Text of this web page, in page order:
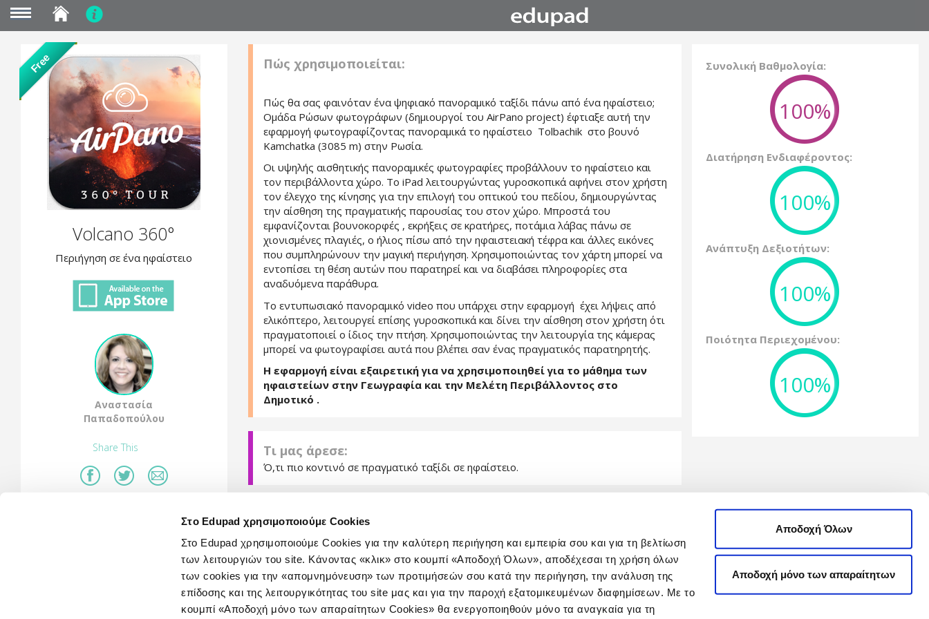
Στο Edupad χρησιμοποιούμε Cookies
Στο Edupad χρησιμοποιούμε Cookies για την καλύτερη περιήγηση και εμπειρία σου και για τη βελτίωση
των λειτουργιών του site. Κάνοντας «κλικ» στο κουμπί «Αποδοχή Όλων», αποδέχεσαι τη χρήση όλων
των cookies για την «απομνημόνευση» των προτιμήσεών σου κατά την περιήγηση, την ανάλυση της
επίδοσης και της λειτουργικότητας του site μας και για την παροχή εξατομικευμένων διαφημίσεων. Με το
κουμπί «Αποδοχή μόνο των απαραίτητων Cookies» θα ενεργοποιηθούν μόνο τα αναγκαία για τη
Αποδοχή Όλων
Αποδοχή μόνο των απαραίτητων
content
Free
Volcano 360°
Περιήγηση σε ένα ηφαίστειο
Αναστασία
Παπαδοπούλου
Share This
Πώς χρησιμοποιείται:
Πώς θα σας φαινόταν ένα ψηφιακό πανοραμικό ταξίδι πάνω από ένα ηφαίστειο;
Ομάδα Ρώσων φωτογράφων (δημιουργοί του AirPano project) έφτιαξε αυτή την
εφαρμογή φωτογραφίζοντας πανοραμικά το ηφαίστειο Tolbachik στο βουνό
Kamchatka (3085 m) στην Ρωσία.
Oι υψηλής αισθητικής πανοραμικές φωτογραφίες προβάλλουν το ηφαίστειο και
τον περιβάλλοντα χώρο. Το iPad λειτουργώντας γυροσκοπικά αφήνει στον χρήστη
τον έλεγχο της κίνησης για την επιλογή του οπτικού του πεδίου, δημιουργώντας
την αίσθηση της πραγματικής παρουσίας του στον χώρο. Μπροστά του
εμφανίζονται βουνοκορφές , εκρήξεις σε κρατήρες, ποτάμια λάβας πάνω σε
χιονισμένες πλαγιές, ο ήλιος πίσω από την ηφαιστειακή τέφρα και άλλες εικόνες
που συμπληρώνουν την μαγική περιήγηση. Χρησιμοποιώντας τον χάρτη μπορεί να
εντοπίσει τη θέση αυτών που παρατηρεί και να διαβάσει πληροφορίες στα
αναδυόμενα παράθυρα.
Το εντυπωσιακό πανοραμικό video που υπάρχει στην εφαρμογή έχει λήψεις από
ελικόπτερο, λειτουργεί επίσης γυροσκοπικά και δίνει την αίσθηση στον χρήστη ότι
πραγματοποιεί ο ίδιος την πτήση. Χρησιμοποιώντας την λειτουργία της κάμερας
μπορεί να φωτογραφίσει αυτά που βλέπει σαν ένας πραγματικός παρατηρητής.
Η εφαρμογή είναι εξαιρετική για να χρησιμοποιηθεί για το μάθημα των
ηφαιστείων στην Γεωγραφία και την Μελέτη Περιβάλλοντος στο
Δημοτικό .
Τι μας άρεσε:
Ό,τι πιο κοντινό σε πραγματικό ταξίδι σε ηφαίστειο.
Τι δεν μας άρεσε:
Volcano 360°, Bears 360°, Geyser 360°) που έχουν γενικευμένο εκπαιδευτικό
χαρακτήρα. Στο site της ( www.airpano.com ) υπάρχουν και άλλα τέτοια project
πανοραμικών φωτογραφιών που είναι δυνατό να προβληθούν από το Safari
Browser δυστυχώς χωρίς την γυροσκοπική λειτουργία και την εμφάνιση των
σχολίων.
Συνολική Βαθμολογία:
100%
Διατήρηση Ενδιαφέροντος:
100%
Ανάπτυξη Δεξιοτήτων:
100%
Ποιότητα Περιεχομένου:
100%